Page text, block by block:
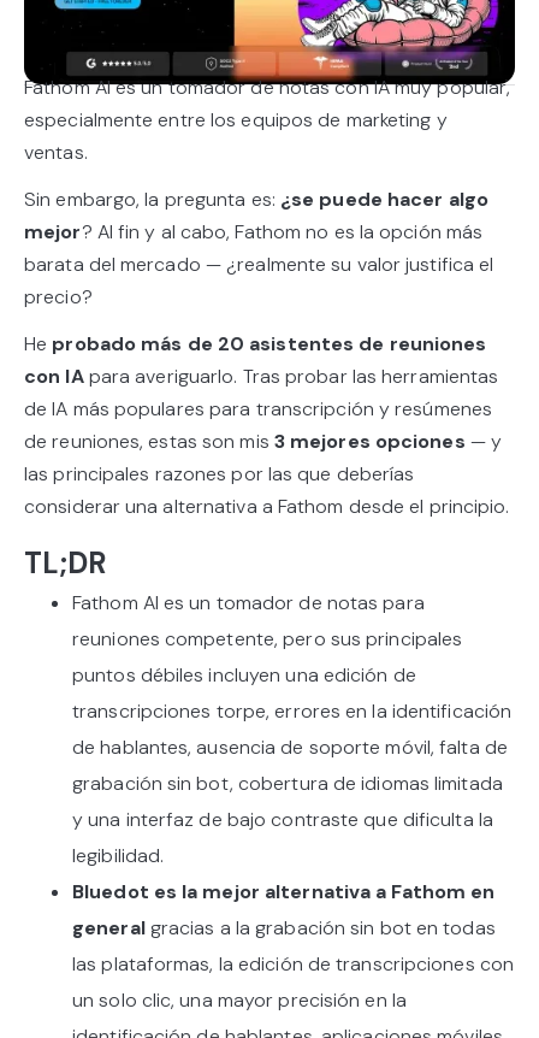
Fathom AI es un tomador de notas con IA muy popular,
especialmente entre los equipos de marketing y
ventas.
Sin embargo, la pregunta es: ¿se puede hacer algo
mejor? Al fin y al cabo, Fathom no es la opción más
barata del mercado — ¿realmente su valor justifica el
precio?
He probado más de 20 asistentes de reuniones
con IApara averiguarlo. Tras probar las herramientas
de IA más populares para transcripción y resúmenes
de reuniones, estas son mis 3 mejores opciones — y
las principales razones por las que deberías
considerar una alternativa a Fathom desde el principio.
TL;DR
Fathom AI es un tomador de notas para
reuniones competente, pero sus principales
puntos débiles incluyen una edición de
transcripciones torpe, errores en la identificación
de hablantes, ausencia de soporte móvil, falta de
grabación sin bot, cobertura de idiomas limitada
y una interfaz de bajo contraste que dificulta la
legibilidad.
Bluedot es la mejor alternativa a Fathom en
generalgracias a la grabación sin bot en todas
las plataformas, la edición de transcripciones con
un solo clic, una mayor precisión en la